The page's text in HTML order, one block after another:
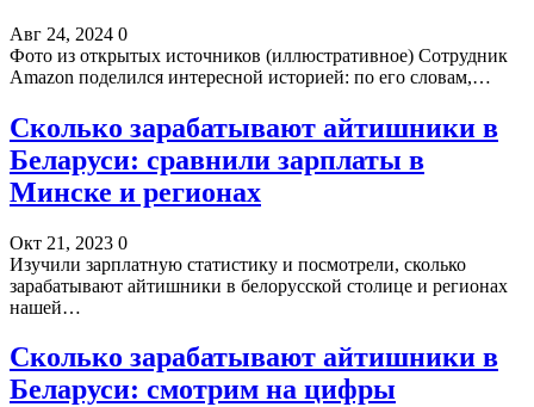
Авг 24, 2024 0
Фото из открытых источников (иллюстративное) Сотрудник
Amazon поделился интересной историей: по его словам,…
Сколько зарабатывают айтишники в
Беларуси: сравнили зарплаты в
Минске и регионах
Окт 21, 2023 0
Изучили зарплатную статистику и посмотрели, сколько
зарабатывают айтишники в белорусской столице и регионах
нашей…
Сколько зарабатывают айтишники в
Беларуси: смотрим на цифры